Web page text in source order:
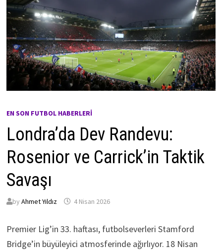
EN SON FUTBOL HABERLERI
Londra’da Dev Randevu:
Rosenior ve Carrick’in Taktik
Savaşı
by Ahmet Yıldız 4 Nisan 2026
Premier Lig’in 33. haftası, futbolseverleri Stamford
Bridge’in büyüleyici atmosferinde ağırlıyor. 18 Nisan